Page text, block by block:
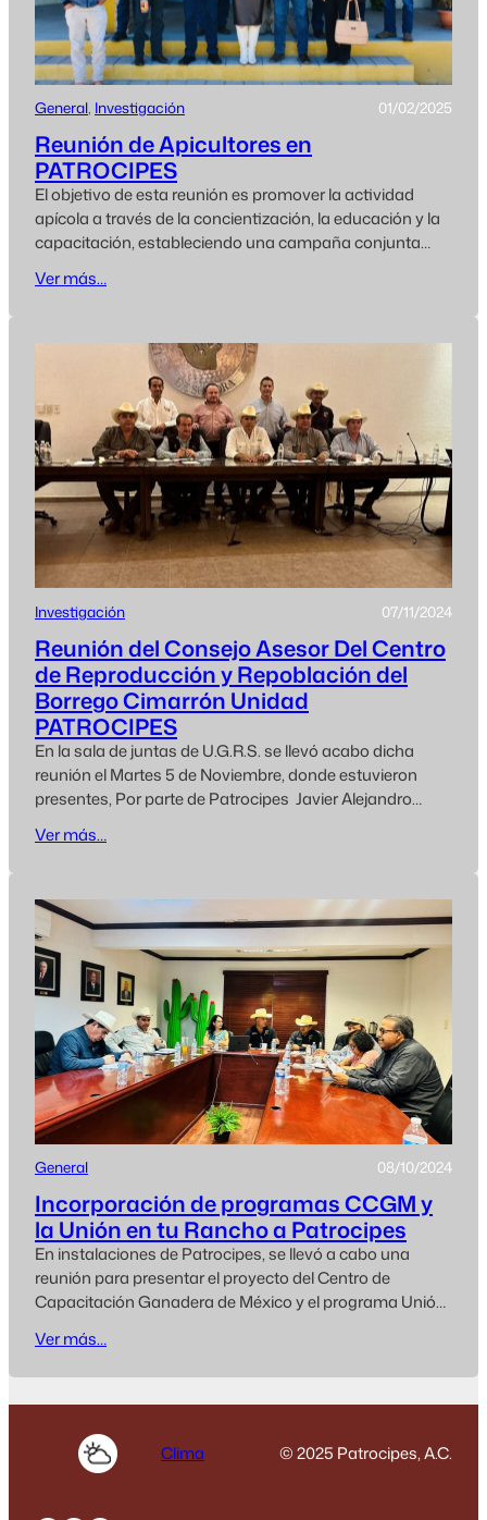
General, Investigación 01/02/2025
Reunión de Apicultores en
PATROCIPES
El objetivo de esta reunión es promover la actividad
apícola a través de la concientización, la educación y la
capacitación, estableciendo una campaña conjunta
entre productores apícolas, y nuestra institución para
mejorar las prácticas de los apicultores locales y
enero 2025, comenzó…
Ver más…
Investigación 07/11/2024
Reunión del Consejo Asesor Del Centro
de Reproducción y Repoblación del
Borrego Cimarrón Unidad
PATROCIPES
En la sala de juntas de U.G.R.S. se llevó acabo dicha
reunión el Martes 5 de Noviembre, donde estuvieron
presentes, Por parte de Patrocipes Javier Alejandro
Gildardo Gil, técnico a cargo del proyecto De U.G.R.S.
secretario De Sagarhpa Jorge Luis Fimbres,…
Ver más…
General 08/10/2024
Incorporación de programas CCGM y
la Unión en tu Rancho a Patrocipes
En instalaciones de Patrocipes, se llevó a cabo una
reunión para presentar el proyecto del Centro de
Capacitación Ganadera de México y el programa Unión
que dichos programas pasan a ser dirigidos por
Patrocipes. Con la finalidad de fortalecer aún más
Ver más…
Clima © 2025 Patrocipes, A.C.